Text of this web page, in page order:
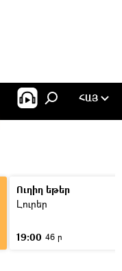
ՀԱՅ
Ուղիղ եթեր
Լուրեր
19:00 46 ր